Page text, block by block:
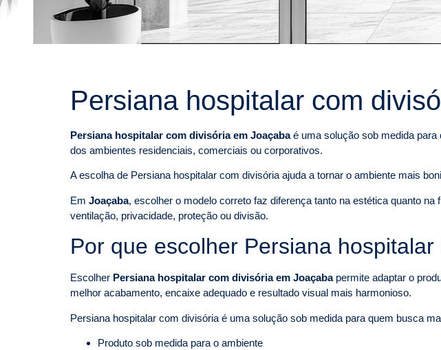
Persiana hospitalar com
Persiana hospitalar com divisória em Joaçabaé uma solução sob medida para
dos ambientes residenciais, comerciais ou corporativos.
A escolha de Persiana hospitalar com divisória ajuda a tornar o ambiente mais
Em Joaçaba, escolher o modelo correto faz diferença tanto na estética quanto
ventilação, privacidade, proteção ou divisão.
Por que escolher Persiana
Escolher Persiana hospitalar com divisória em Joaçabapermite adaptar o
melhor acabamento, encaixe adequado e resultado visual mais harmonioso.
Persiana hospitalar com divisória é uma solução sob medida para quem busca
Produto sob medida para o ambiente